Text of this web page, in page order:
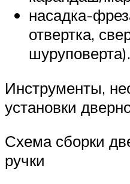
насадка-
отвертка,
шуруповерта).
Инструменты,
установки
Схема сборки
ручки